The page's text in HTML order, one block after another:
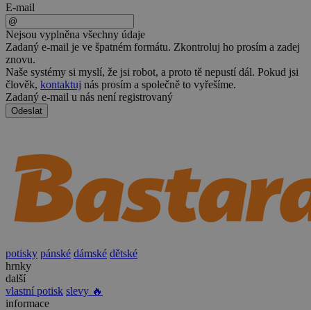
E-mail
Nejsou vyplněna všechny údaje
Zadaný e-mail je ve špatném formátu. Zkontroluj ho prosím a zadej
znovu.
Naše systémy si myslí, že jsi robot, a proto tě nepustí dál. Pokud jsi
člověk, kontaktuj nás prosím a společně to vyřešíme.
Zadaný e-mail u nás není registrovaný
Odeslat
potisky pánské dámské dětské
hrnky
další
vlastní potisk slevy 🔥
informace